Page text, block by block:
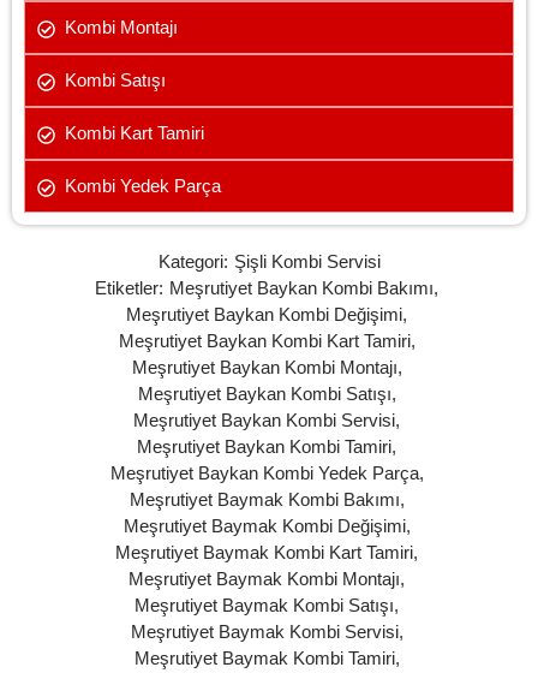
Kombi Montajı
Kombi Satışı
Kombi Kart Tamiri
Kombi Yedek Parça
Kategori: Şişli Kombi Servisi
Etiketler: Meşrutiyet Baykan Kombi Bakımı,
Meşrutiyet Baykan Kombi Değişimi,
Meşrutiyet Baykan Kombi Kart Tamiri,
Meşrutiyet Baykan Kombi Montajı,
Meşrutiyet Baykan Kombi Satışı,
Meşrutiyet Baykan Kombi Servisi,
Meşrutiyet Baykan Kombi Tamiri,
Meşrutiyet Baykan Kombi Yedek Parça,
Meşrutiyet Baymak Kombi Bakımı,
Meşrutiyet Baymak Kombi Değişimi,
Meşrutiyet Baymak Kombi Kart Tamiri,
Meşrutiyet Baymak Kombi Montajı,
Meşrutiyet Baymak Kombi Satışı,
Meşrutiyet Baymak Kombi Servisi,
Meşrutiyet Baymak Kombi Tamiri,